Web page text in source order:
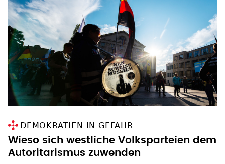
DEMOKRATIEN IN GEFAHR
Wieso sich westliche Volksparteien dem
Autoritarismus zuwenden